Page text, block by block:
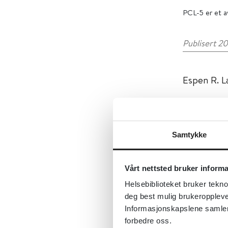
Samtykke
Vårt nettsted bruker
Helsebiblioteket bruker
deg best mulig
Informasjonskapslene
forbedre oss.
PCL-5 er et
Publisert
Espen R.
er en
brukes
kliniske